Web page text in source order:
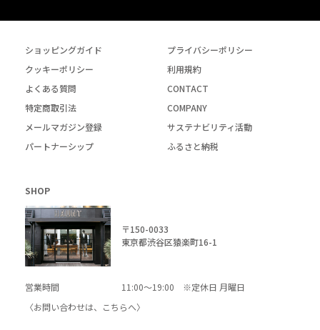
ショッピングガイド
プライバシーポリシー
クッキーポリシー
利用規約
よくある質問
CONTACT
特定商取引法
COMPANY
メールマガジン登録
サステナビリティ活動
パートナーシップ
ふるさと納税
SHOP
〒150-0033
東京都渋谷区猿楽町16-1
営業時間
11:00～19:00 ※定休日 月曜日
〈お問い合わせは、
こちらへ〉